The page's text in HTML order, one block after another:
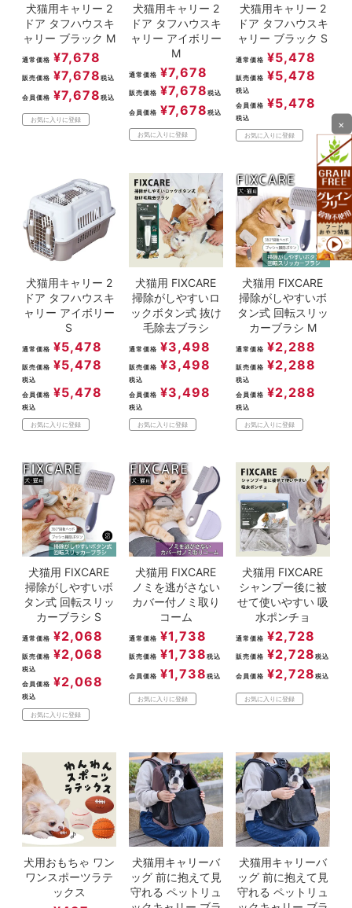
犬猫用キャリー 2
ドア タフハウスキ
ャリー ブラック M
通常価格 ¥7,678
販売価格 ¥7,678 税込
会員価格 ¥7,678 税込
お気に入りに登録
犬猫用キャリー 2
ドア タフハウスキ
ャリー アイボリー
M
通常価格 ¥7,678
販売価格 ¥7,678 税込
会員価格 ¥7,678 税込
お気に入りに登録
犬猫用キャリー 2
ドア タフハウスキ
ャリー ブラック S
通常価格 ¥5,478
販売価格 ¥5,478
税込
会員価格 ¥5,478
税込
お気に入りに登録
犬猫用キャリー 2
ドア タフハウスキ
ャリー アイボリー
S
通常価格 ¥5,478
販売価格 ¥5,478
税込
会員価格 ¥5,478
税込
お気に入りに登録
犬猫用 FIXCARE
掃除がしやすいロ
ックボタン式 抜け
毛除去ブラシ
通常価格 ¥3,498
販売価格 ¥3,498
税込
会員価格 ¥3,498
税込
お気に入りに登録
犬猫用 FIXCARE
掃除がしやすいボ
タン式 回転スリッ
カーブラシ M
通常価格 ¥2,288
販売価格 ¥2,288
税込
会員価格 ¥2,288
税込
お気に入りに登録
犬猫用 FIXCARE
掃除がしやすいボ
タン式 回転スリッ
カーブラシ S
通常価格 ¥2,068
販売価格 ¥2,068
税込
会員価格 ¥2,068
税込
お気に入りに登録
犬猫用 FIXCARE
ノミを逃がさない
カバー付ノミ取り
コーム
通常価格 ¥1,738
販売価格 ¥1,738 税込
会員価格 ¥1,738 税込
お気に入りに登録
犬猫用 FIXCARE
シャンプー後に被
せて使いやすい 吸
水ポンチョ
通常価格 ¥2,728
販売価格 ¥2,728 税込
会員価格 ¥2,728 税込
お気に入りに登録
犬用おもちゃ ワン
ワンスポーツラテ
ックス
犬猫用キャリーバ
ッグ 前に抱えて見
守れる ペットリュ
犬猫用キャリーバ
ッグ 前に抱えて見
守れる ペットリュ
×